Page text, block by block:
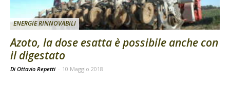
ENERGIE RINNOVABILI
Azoto, la dose esatta è possibile anche con
il digestato
Di Ottavio Repetti - 10 Maggio 2018